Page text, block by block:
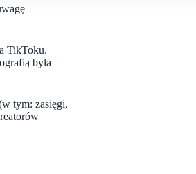
TikToku.
była
tym: zasięgi,